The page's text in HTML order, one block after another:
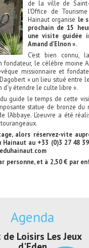
de la ville de Saint-
l’Office de
Hainaut organise le
prochain de 15
une visite guidée
Amand d’Elnon ».
C’est bien connu,
fondateur, le célèbre moine
missionnaire et
« un lieu situé entre
d'y étendre le culte libre ».
guide le temps de cette
statue de bronze du
L’oeuvre a été
alors réservez-vite
au +33 (0)3 27 48
personne, et à 2,50 € par
Agenda
de Loisirs Les Jeux